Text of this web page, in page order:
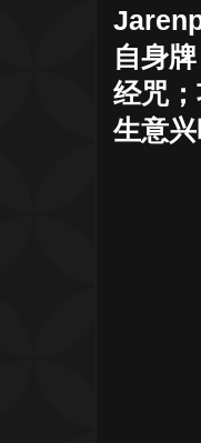
自身
经咒
生意兴